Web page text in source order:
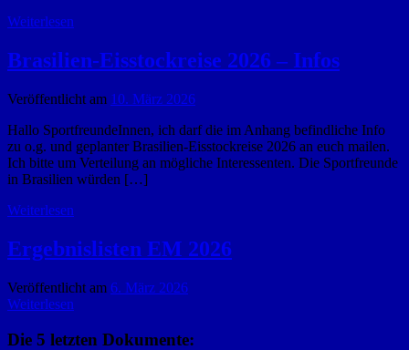
Weiterlesen
Brasilien-Eisstockreise 2026 – Infos
Veröffentlicht am 10. März 2026
Hallo SportfreundeInnen, ich darf die im Anhang befindliche Info
zu o.g. und geplanter Brasilien-Eisstockreise 2026 an euch mailen.
Ich bitte um Verteilung an mögliche Interessenten. Die Sportfreunde
in Brasilien würden […]
Weiterlesen
Ergebnislisten EM 2026
Veröffentlicht am 6. März 2026
Weiterlesen
Die 5 letzten Dokumente: